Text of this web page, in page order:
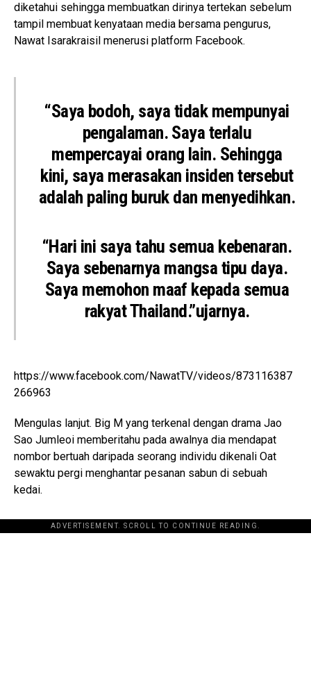
diketahui sehingga membuatkan dirinya tertekan sebelum
tampil membuat kenyataan media bersama pengurus,
Nawat Isarakraisil menerusi platform Facebook.
“Saya bodoh, saya tidak mempunyai
pengalaman. Saya terlalu
mempercayai orang lain. Sehingga
kini, saya merasakan insiden tersebut
adalah paling buruk dan menyedihkan.
“Hari ini saya tahu semua kebenaran.
Saya sebenarnya mangsa tipu daya.
Saya memohon maaf kepada semua
rakyat Thailand.”ujarnya.
https://www.facebook.com/NawatTV/videos/873116387
266963
Mengulas lanjut. Big M yang terkenal dengan drama Jao
Sao Jumleoi memberitahu pada awalnya dia mendapat
nombor bertuah daripada seorang individu dikenali Oat
sewaktu pergi menghantar pesanan sabun di sebuah
kedai.
ADVERTISEMENT. SCROLL TO CONTINUE READING.